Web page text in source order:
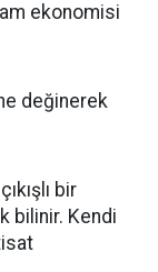
ekonomisi
değinerek
bir
bilinir. Kendi